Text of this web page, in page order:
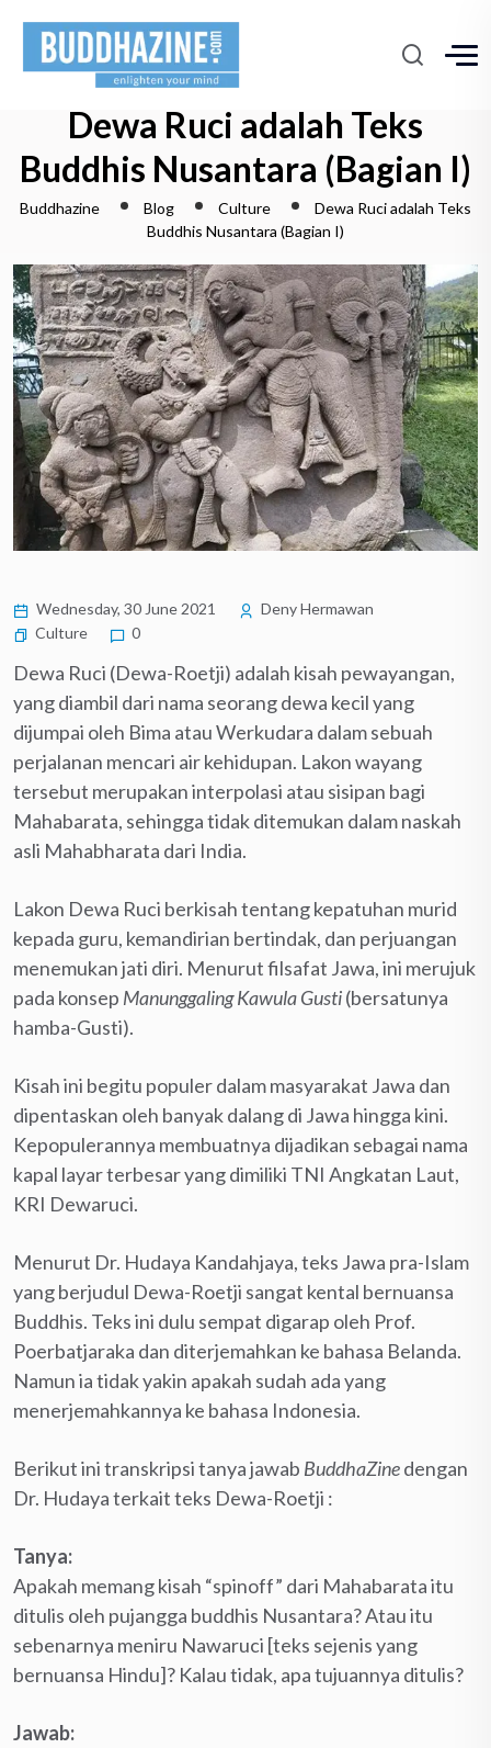
Dewa Ruci adalah Teks
Buddhis Nusantara (Bagian I)
Buddhazine Blog Culture
Dewa Ruci adalah Teks
Buddhis Nusantara (Bagian I)
Wednesday, 30 June 2021
Deny Hermawan
Culture
0
Dewa Ruci (Dewa-Roetji) adalah kisah pewayangan,
yang diambil dari nama seorang dewa kecil yang
dijumpai oleh Bima atau Werkudara dalam sebuah
perjalanan mencari air kehidupan. Lakon wayang
tersebut merupakan interpolasi atau sisipan bagi
Mahabarata, sehingga tidak ditemukan dalam naskah
asli Mahabharata dari India.
Lakon Dewa Ruci berkisah tentang kepatuhan murid
kepada guru, kemandirian bertindak, dan perjuangan
menemukan jati diri. Menurut filsafat Jawa, ini merujuk
pada konsep Manunggaling Kawula Gusti(bersatunya
hamba-Gusti).
Kisah ini begitu populer dalam masyarakat Jawa dan
dipentaskan oleh banyak dalang di Jawa hingga kini.
Kepopulerannya membuatnya dijadikan sebagai nama
kapal layar terbesar yang dimiliki TNI Angkatan Laut,
KRI Dewaruci.
Menurut Dr. Hudaya Kandahjaya, teks Jawa pra-Islam
yang berjudul Dewa-Roetji sangat kental bernuansa
Buddhis. Teks ini dulu sempat digarap oleh Prof.
Poerbatjaraka dan diterjemahkan ke bahasa Belanda.
Namun ia tidak yakin apakah sudah ada yang
menerjemahkannya ke bahasa Indonesia.
Berikut ini transkripsi tanya jawab BuddhaZinedengan
Dr. Hudaya terkait teks Dewa-Roetji :
Tanya:
Apakah memang kisah “spinoff” dari Mahabarata itu
ditulis oleh pujangga buddhis Nusantara? Atau itu
sebenarnya meniru Nawaruci [teks sejenis yang
bernuansa Hindu]? Kalau tidak, apa tujuannya ditulis?
Jawab: